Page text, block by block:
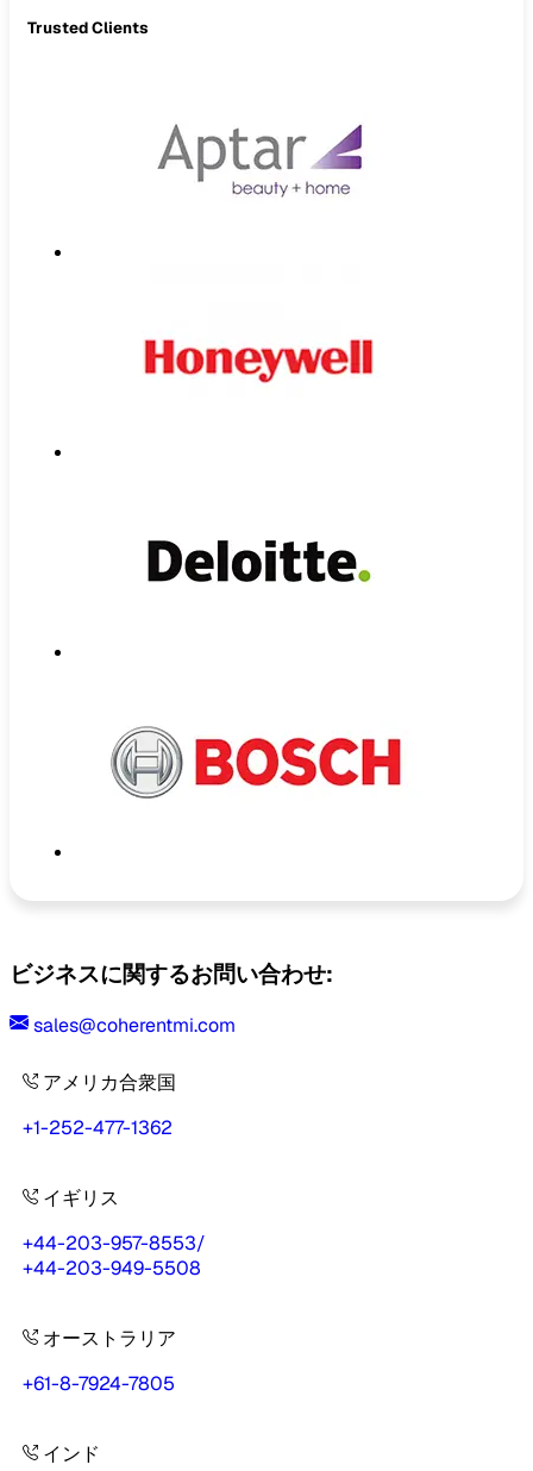
Trusted Clients
ビジネスに関するお問い合わせ:
sales@coherentmi.com
アメリカ合衆国
+1-252-477-1362
イギリス
+44-203-957-8553/
+44-203-949-5508
オーストラリア
+61-8-7924-7805
インド